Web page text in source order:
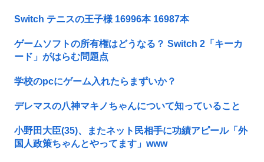
Switch テニスの王子様 16996本 16987本
ゲームソフトの所有権はどうなる？ Switch 2「キーカ
ード」がはらむ問題点
学校のpcにゲーム入れたらまずいか？
デレマスの八神マキノちゃんについて知っていること
小野田大臣(35)、またネット民相手に功績アピール「外
国人政策ちゃんとやってます」www